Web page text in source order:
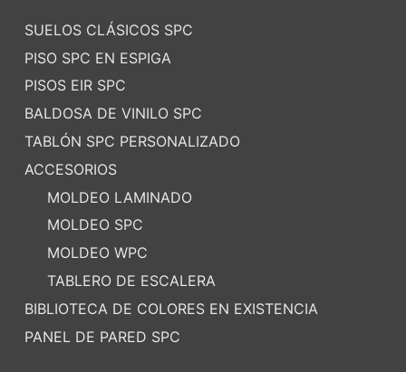
SUELOS CLÁSICOS SPC
PISO SPC EN ESPIGA
PISOS EIR SPC
BALDOSA DE VINILO SPC
TABLÓN SPC PERSONALIZADO
ACCESORIOS
MOLDEO LAMINADO
MOLDEO SPC
MOLDEO WPC
TABLERO DE ESCALERA
BIBLIOTECA DE COLORES EN EXISTENCIA
PANEL DE PARED SPC